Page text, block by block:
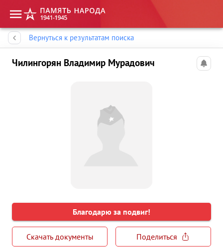
Вернуться к результатам поиска
Чилингорян Владимир Мурадович
Благодарю за подвиг!
Скачать документы
Поделиться
Память народа